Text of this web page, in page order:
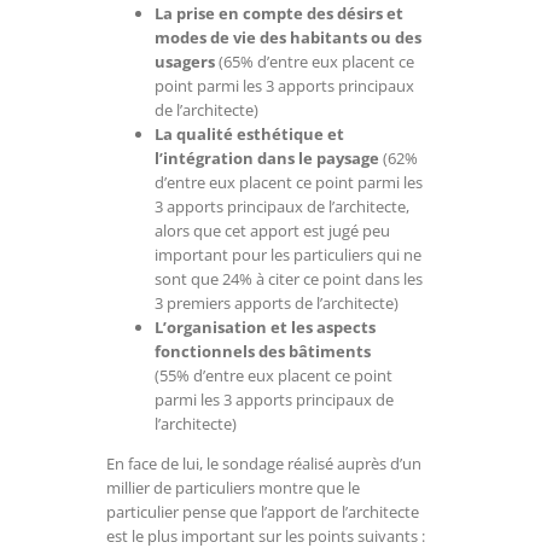
La prise en compte des désirs et
modes de vie des habitants ou des
usagers(65% d’entre eux placent ce
point parmi les 3 apports principaux
de l’architecte)
La qualité esthétique et
l’intégration dans le paysage (62%
d’entre eux placent ce point parmi les
3 apports principaux de l’architecte,
alors que cet apport est jugé peu
important pour les particuliers qui ne
sont que 24% à citer ce point dans les
3 premiers apports de l’architecte)
L’organisation et les aspects
fonctionnels des bâtiments
(55% d’entre eux placent ce point
parmi les 3 apports principaux de
l’architecte)
En face de lui, le sondage réalisé auprès d’un
millier de particuliers montre que le
particulier pense que l’apport de l’architecte
est le plus important sur les points suivants :